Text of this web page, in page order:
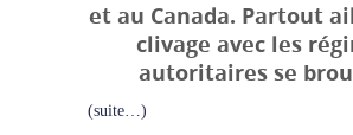
et au Canada. Partout
clivage avec les
autoritaires se
(suite…)